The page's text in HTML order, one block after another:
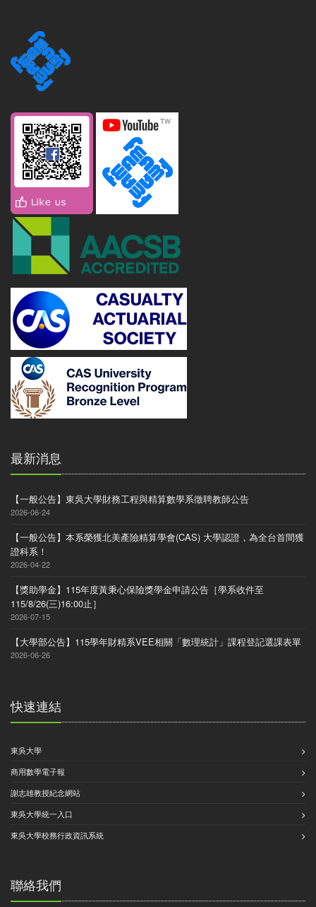
最新消息
【一般公告】東吳大學財務工程與精算數學系徵聘教師公告
2026-06-24
【一般公告】本系榮獲北美產險精算學會(CAS) 大學認證，為全台首間獲
證科系！
2026-04-22
【獎助學金】115年度黃秉心保險獎學金申請公告［學系收件至
115/8/26(三)16:00止］
2026-07-15
【大學部公告】115學年財精系VEE相關「數理統計」課程登記選課表單
2026-06-26
快速連結
東吳大學
商用數學電子報
謝志雄教授紀念網站
東吳大學統一入口
東吳大學校務行政資訊系統
聯絡我們